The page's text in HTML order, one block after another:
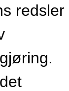
redsler